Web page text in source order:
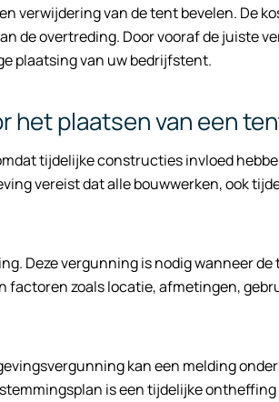
verwijdering van de tent bevelen. De
de overtreding. Door vooraf de juiste
plaatsing van uw bedrijfstent.
het plaatsen van een
tijdelijke constructies invloed
vereist dat alle bouwwerken, ook
Deze vergunning is nodig wanneer
zoals locatie, afmetingen,
kan een melding
is een tijdelijke